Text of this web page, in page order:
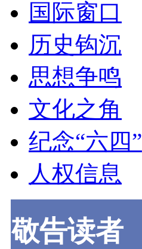
国际窗口
历史钩沉
思想争鸣
文化之角
纪念“六四”
人权信息
敬告读者